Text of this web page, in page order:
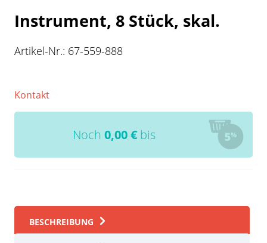
Instrument, 8 Stück, skal.
Artikel-Nr.: 67-559-888
Kontakt
Noch 0,00€ bis
BESCHREIBUNG